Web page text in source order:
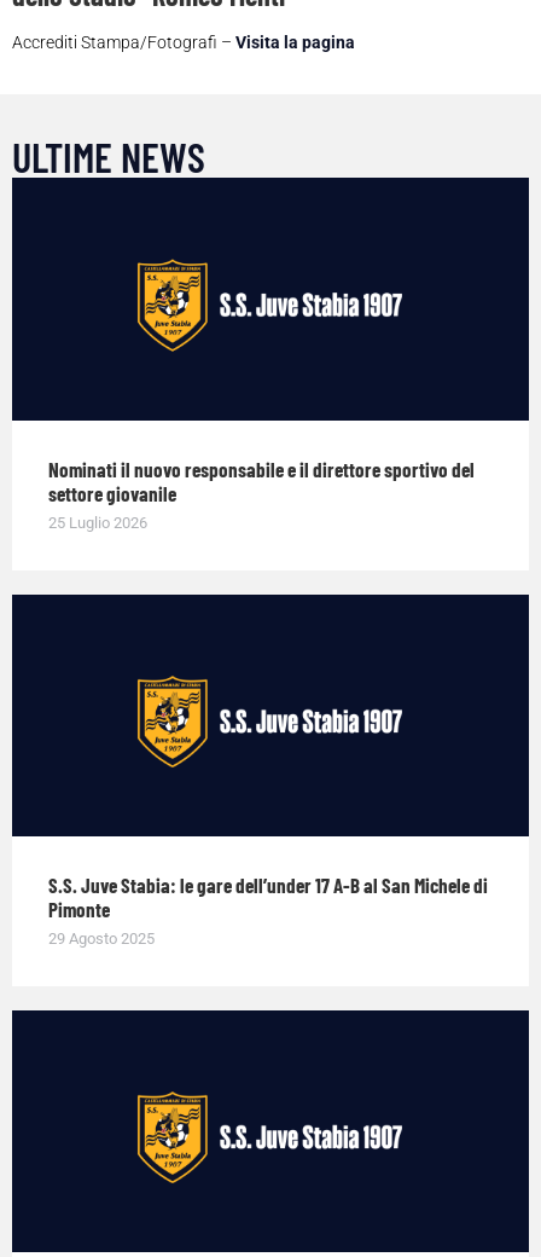
Accrediti Stampa/Fotografi – Visita la pagina
ULTIME NEWS
Nominati il nuovo responsabile e il direttore sportivo del
settore giovanile
25 Luglio 2026
S.S. Juve Stabia: le gare dell’under 17 A-B al San Michele di
Pimonte
29 Agosto 2025